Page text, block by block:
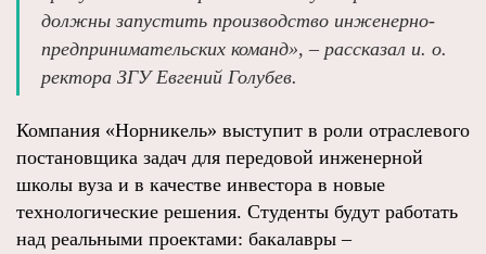
должны запустить производство инженерно-
предпринимательских команд», – рассказал и. о.
ректора ЗГУ Евгений Голубев.
Компания «Норникель» выступит в роли отраслевого
постановщика задач для передовой инженерной
школы вуза и в качестве инвестора в новые
технологические решения. Студенты будут работать
над реальными проектами: бакалавры –